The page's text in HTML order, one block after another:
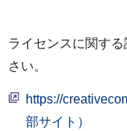
ライセンスに関す
さい。
https://
部サイト）